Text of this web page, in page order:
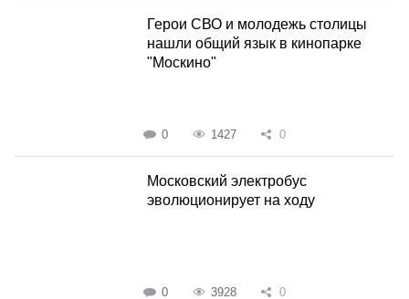
Герои СВО и молодежь столицы
нашли общий язык в кинопарке
"Москино"
0 1427 0
Московский электробус
эволюционирует на ходу
0 3928 0